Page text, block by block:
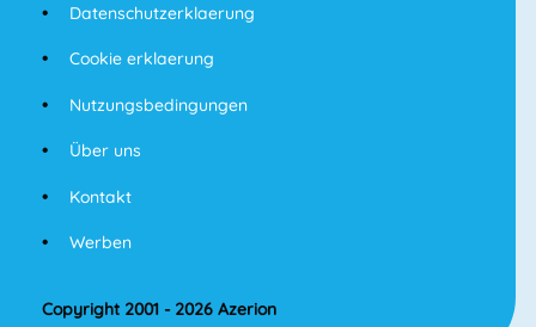
Datenschutzerklaerung
Cookie erklaerung
Nutzungsbedingungen
Über uns
Kontakt
Werben
Copyright 2001 - 2026 Azerion